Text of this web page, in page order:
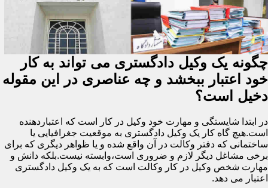
چگونه یک وکیل دادگستری می تواند به کار
خود اعتبار ببخشد و چه عناصری در این مقوله
دخیل است؟
در ابتدا شایستگی و مهارت خود وکیل در کار است که اعتباردهنده
است.هیچ گاه کار یک وکیل دادگستری به موقعیت جغرافیایی یا
ساختمانی که دفتر وکالت در آن واقع شده و یا ظواهر دیگری که برای
برخی مشاغل دیگر لازم و ضروری است،وابسته نیست.بلکه دانش و
مهارت شخص وکیل در کار وکالت است که به یک وکیل دادگستری
اعتبار می دهد.